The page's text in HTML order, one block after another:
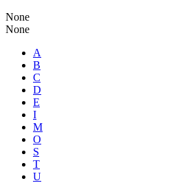
None
None
A
B
C
D
E
I
M
O
S
T
U